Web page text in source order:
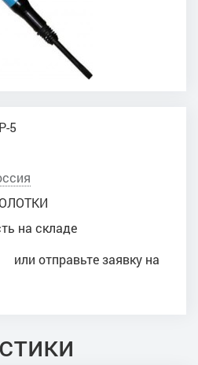
5
на складе
или отправьте заявку на